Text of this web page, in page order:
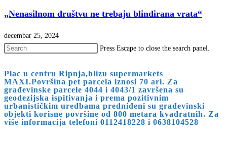
„Nenasilnom društvu ne trebaju blindirana vrata“
decembar 25, 2024
Press Escape to close the search panel.
Plac u centru Ripnja,blizu supermarkets
MAXI.Površina pet parcela iznosi 70 ari. Za
građevinske parcele 4044 i 4043/1 završena su
geodezijska ispitivanja i prema pozitivnim
urbanističkim uredbama predniđeni su građevinski
objekti korisne površine od 800 metara kvadratnih. Za
više informacija telefoni 0112418228 i 0638104528